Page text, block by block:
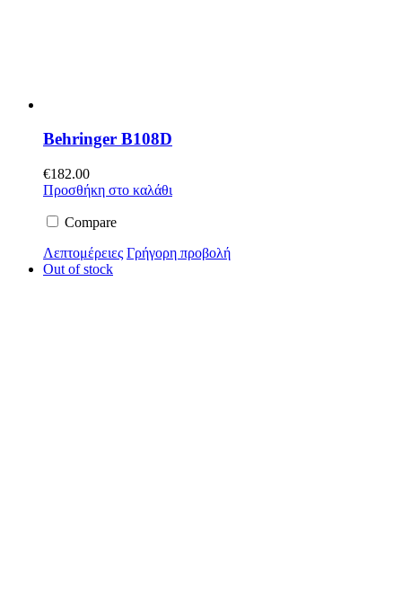
Behringer B108D
€182.00
Προσθήκη στο καλάθι
Compare
Λεπτομέρειες Γρήγορη προβολή
Out of stock